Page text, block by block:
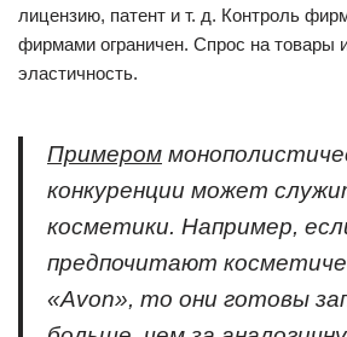
лицензию, патент и т. д. Контроль
фирмами ограничен. Спрос на товары
эластичность.
Примером
конкуренции может
косметики. Например,
предпочитают
«Avon», то они готовы